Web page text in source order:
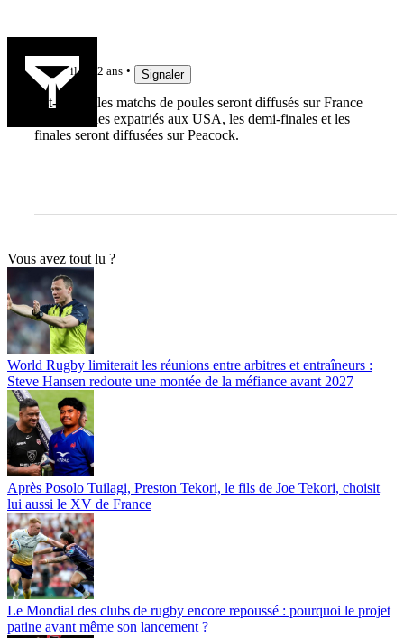
il y a 2 ans Signaler
Est-ce que les matchs de poules seront diffusés sur France
TV? Pour les expatriés aux USA, les demi-finales et les
finales seront diffusées sur Peacock.
Vous avez tout lu ?
World Rugby limiterait les réunions entre arbitres et entraîneurs :
Steve Hansen redoute une montée de la méfiance avant 2027
Après Posolo Tuilagi, Preston Tekori, le fils de Joe Tekori, choisit
lui aussi le XV de France
Le Mondial des clubs de rugby encore repoussé : pourquoi le projet
patine avant même son lancement ?